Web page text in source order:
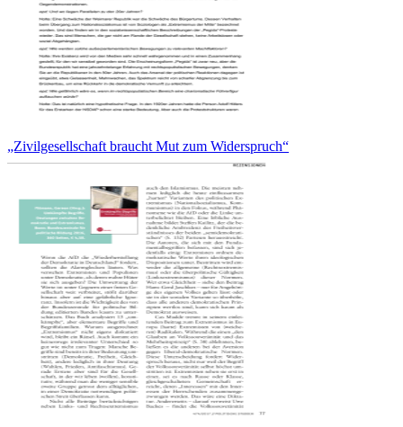
„Zivilgesellschaft braucht Mut zum Widerspruch“